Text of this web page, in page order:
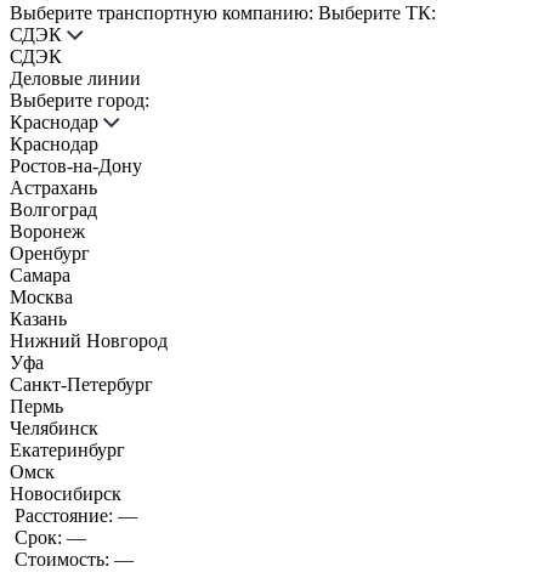
Выберите транспортную компанию: Выберите ТК:
СДЭК
СДЭК
Деловые линии
Выберите город:
Краснодар
Краснодар
Ростов-на-Дону
Астрахань
Волгоград
Воронеж
Оренбург
Самара
Москва
Казань
Нижний Новгород
Уфа
Санкт-Петербург
Пермь
Челябинск
Екатеринбург
Омск
Новосибирск
Расстояние: —
Срок: —
Стоимость: —